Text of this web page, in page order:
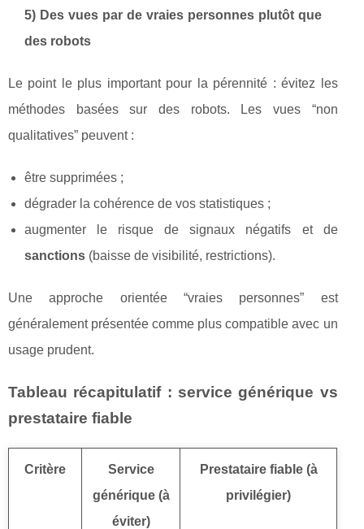
5) Des vues par de vraies personnes plutôt que
des robots
Le point le plus important pour la pérennité : évitez les
méthodes basées sur des robots. Les vues “non
qualitatives” peuvent :
être supprimées ;
dégrader la cohérence de vos statistiques ;
augmenter le risque de signaux négatifs et de
sanctions (baisse de visibilité, restrictions).
Une approche orientée “vraies personnes” est
généralement présentée comme plus compatible avec un
usage prudent.
Tableau récapitulatif : service générique vs
prestataire fiable
Critère
Service
générique (à
éviter)
Prestataire fiable (à
privilégier)